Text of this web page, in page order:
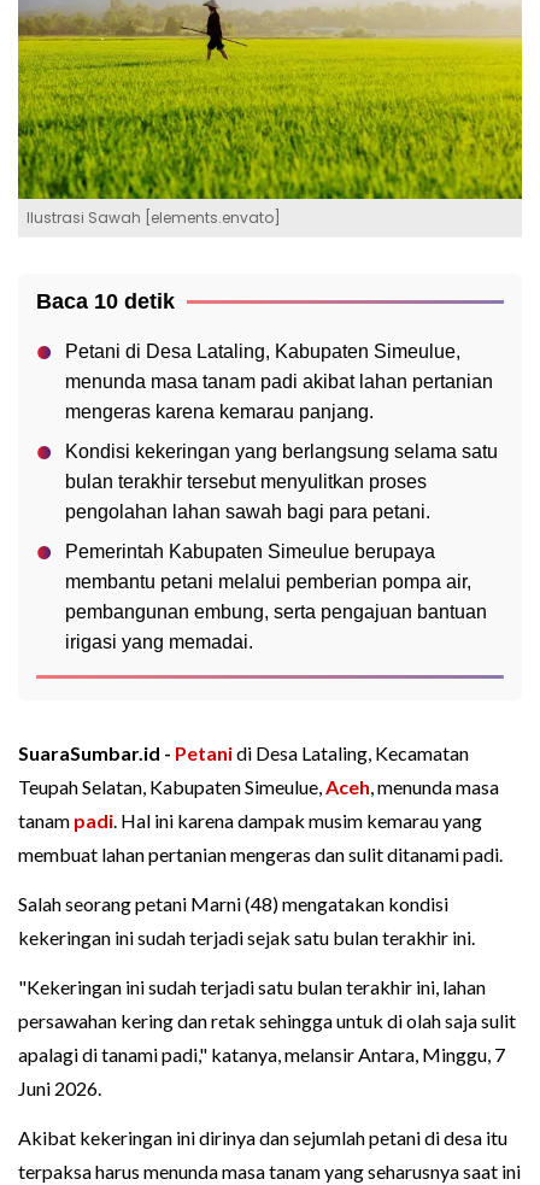
Ilustrasi Sawah [elements.envato]
Baca 10 detik
Petani di Desa Lataling, Kabupaten Simeulue,
menunda masa tanam padi akibat lahan pertanian
mengeras karena kemarau panjang.
Kondisi kekeringan yang berlangsung selama satu
bulan terakhir tersebut menyulitkan proses
pengolahan lahan sawah bagi para petani.
Pemerintah Kabupaten Simeulue berupaya
membantu petani melalui pemberian pompa air,
pembangunan embung, serta pengajuan bantuan
irigasi yang memadai.
SuaraSumbar.id - Petanidi Desa Lataling, Kecamatan
Teupah Selatan, Kabupaten Simeulue,Aceh, menunda masa
tanam padi. Hal ini karena dampak musim kemarau yang
membuat lahan pertanian mengeras dan sulit ditanami padi.
Salah seorang petani Marni (48) mengatakan kondisi
kekeringan ini sudah terjadi sejak satu bulan terakhir ini.
"Kekeringan ini sudah terjadi satu bulan terakhir ini, lahan
persawahan kering dan retak sehingga untuk di olah saja sulit
apalagi di tanami padi," katanya, melansir Antara, Minggu, 7
Juni 2026.
Akibat kekeringan ini dirinya dan sejumlah petani di desa itu
terpaksa harus menunda masa tanam yang seharusnya saat ini